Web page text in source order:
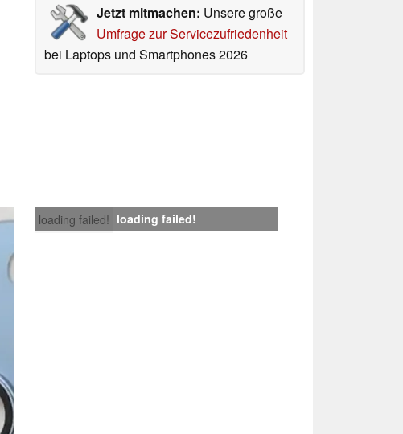
Jetzt mitmachen: Unsere große
Umfrage zur Servicezufriedenheit
bei Laptops und Smartphones 2026
loading failed! loading failed!